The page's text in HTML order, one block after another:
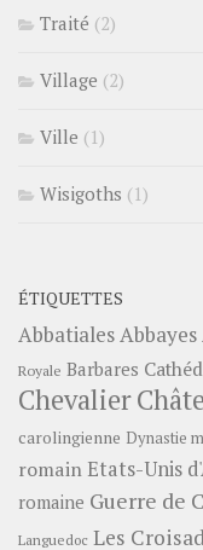
Traité (2)
Village (2)
Ville (1)
Wisigoths (1)
ÉTIQUETTES
AbbatialesAbbayes
Royale Barbares
Chevalier
carolingienne Dynastie
romainEtats-Unis
romaine Guerre de
Languedoc Les